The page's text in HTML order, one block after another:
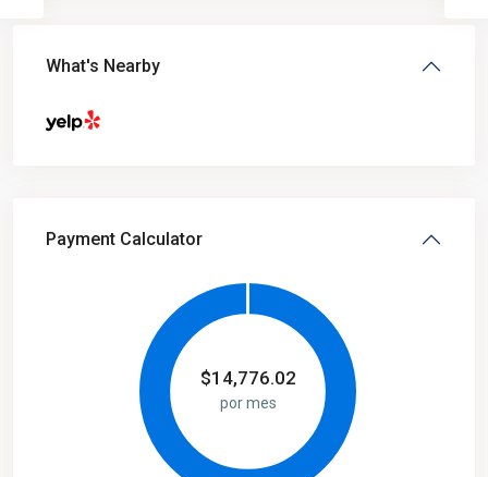
What's Nearby
Payment Calculator
$14,776.02
por mes